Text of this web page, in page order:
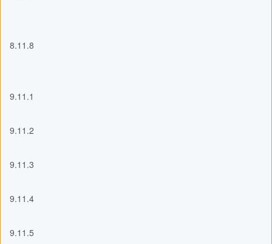
8.11.8
9.11.1
9.11.2
9.11.3
9.11.4
9.11.5